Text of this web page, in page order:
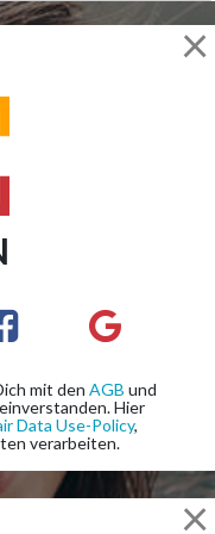
×
mit den AGB und
Hier
Data Use-Policy,
verarbeiten.
×